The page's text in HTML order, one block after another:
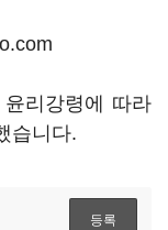
리강령에 따라
습니다.